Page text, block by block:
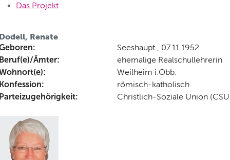
Das Projekt
Renate
Seeshaupt , 07.11.1952
Ämter: ehemalige Realschullehrerin
Weilheim i.Obb.
römisch-katholisch
Christlich-Soziale Union